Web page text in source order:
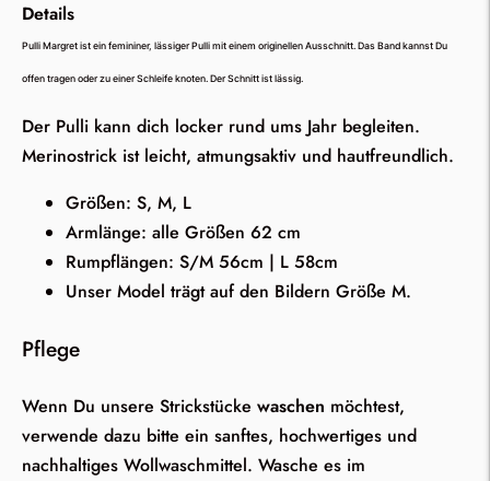
Details
Pulli Margret ist ein femininer, lässiger Pulli mit einem originellen Ausschnitt. Das Band kannst Du
offen tragen oder zu einer Schleife knoten. Der Schnitt ist lässig.
Der Pulli kann dich locker rund ums Jahr begleiten.
Merinostrick ist leicht, atmungsaktiv und hautfreundlich.
Größen: S, M, L
Armlänge: alle Größen 62 cm
Rumpflängen: S/M 56cm | L 58cm
Unser Model trägt auf den Bildern Größe M.
Pflege
Wenn Du unsere Strickstücke waschen möchtest,
verwende dazu bitte ein sanftes, hochwertiges und
nachhaltiges Wollwaschmittel. Wasche es im